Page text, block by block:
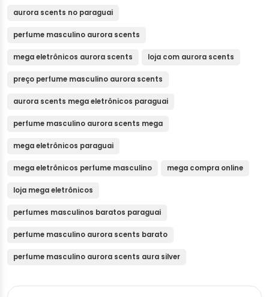
aurora scents no paraguai
perfume masculino aurora scents
mega eletrônicos aurora scents loja com aurora scents
preço perfume masculino aurora scents
aurora scents mega eletrônicos paraguai
perfume masculino aurora scents mega
mega eletrônicos paraguai
mega eletrônicos perfume masculino mega compra online
loja mega eletrônicos
perfumes masculinos baratos paraguai
perfume masculino aurora scents barato
perfume masculino aurora scents aura silver